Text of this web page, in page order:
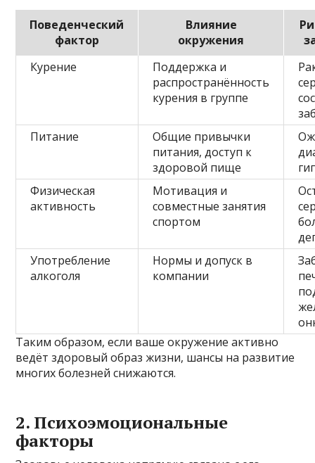
Поведенческий
фактор
Влияние
окружения
Курение
Поддержка и
распространённость
курения в группе
Питание
Общие привычки
питания, доступ к
здоровой пище
Физическая
активность
Мотивация и
совместные занятия
спортом
Употребление
алкоголя
Нормы и допуск в
компании
Таким образом, если ваше окружение активно
ведёт здоровый образ жизни, шансы на развитие
многих болезней снижаются.
2. Психоэмоциональные
факторы